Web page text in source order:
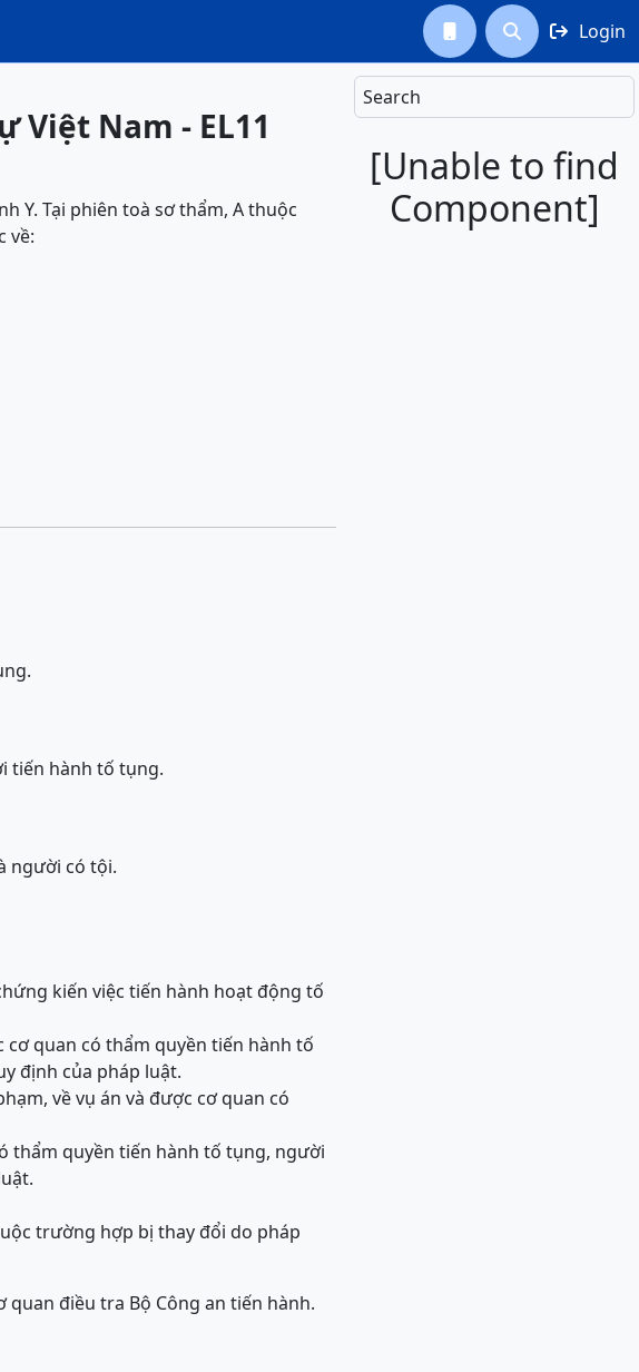
  Login
Search
[Unable to find
Component]
Việt Nam - EL11
Y. Tại phiên toà sơ thẩm, A thuộc
về:
tiến hành tố tụng.
người có tội.
kiến việc tiến hành hoạt động tố
quan có thẩm quyền tiến hành tố
định của pháp luật.
về vụ án và được cơ quan có
thẩm quyền tiến hành tố tụng, người
trường hợp bị thay đổi do pháp
quan điều tra Bộ Công an tiến hành.